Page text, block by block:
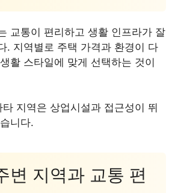
교통이 편리하고 생활 인프라가 잘
. 지역별로 주택 가격과 환경이 다
활 스타일에 맞게 선택하는 것이
지역은 상업시설과 접근성이 뛰
니다.
변 지역과 교통 편